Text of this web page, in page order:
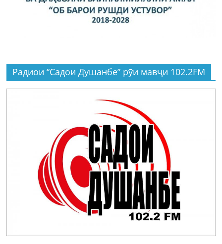
Радиои “Садои Душанбе” рӯи мавҷи 102.2FM